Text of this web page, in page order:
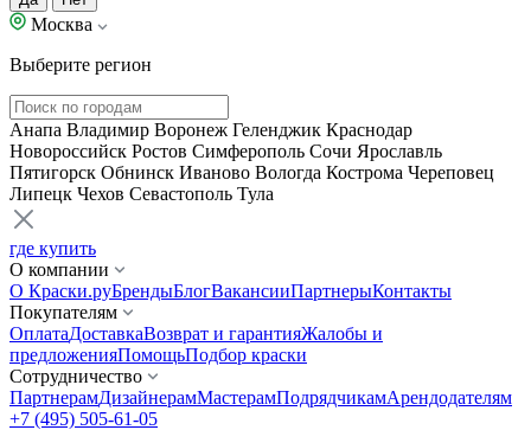
Москва
Выберите регион
Анапа Владимир Воронеж Геленджик Краснодар
Новороссийск Ростов Симферополь Сочи Ярославль
Пятигорск Обнинск Иваново Вологда Кострома Череповец
Липецк Чехов Севастополь Тула
где купить
О компании
О Краски.руБрендыБлогВакансииПартнерыКонтакты
Покупателям
ОплатаДоставкаВозврат и гарантияЖалобы и
предложенияПомощьПодбор краски
Сотрудничество
ПартнерамДизайнерамМастерамПодрядчикамАрендодателям
+7 (495) 505-61-05